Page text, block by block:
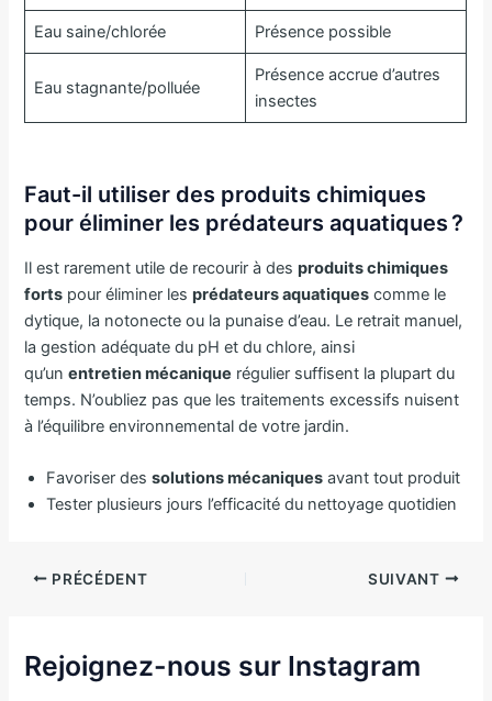
Eau saine/chlorée Présence possible
Eau stagnante/polluée
Présence accrue d’autres
insectes
Faut-il utiliser des produits chimiques
pour éliminer les prédateurs aquatiques ?
Il est rarement utile de recourir à desproduits chimiques
forts pour éliminer lesprédateurs aquatiques comme le
dytique, la notonecte ou la punaise d’eau. Le retrait manuel,
la gestion adéquate du pH et du chlore, ainsi
qu’unentretien mécanique régulier suffisent la plupart du
temps. N’oubliez pas que les traitements excessifs nuisent
à l’équilibre environnemental de votre jardin.
Favoriser dessolutions mécaniques avant tout produit
Tester plusieurs jours l’efficacité du nettoyage quotidien
PRÉCÉDENT SUIVANT
Rejoignez-nous sur Instagram